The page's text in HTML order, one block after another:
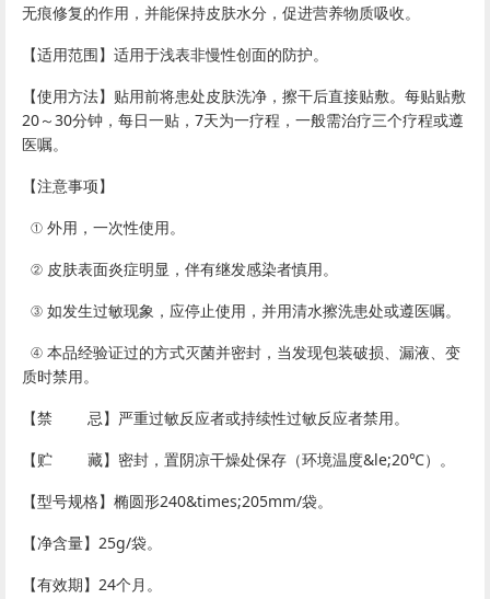
无痕修复的作用，并能保持皮肤水分，促进营养物质吸收。
【适用范围】适用于浅表非慢性创面的防护。
【使用方法】贴用前将患处皮肤洗净，擦干后直接贴敷。每贴贴敷
20～30分钟，每日一贴，7天为一疗程，一般需治疗三个疗程或遵
医嘱。
【注意事项】
① 外用，一次性使用。
② 皮肤表面炎症明显，伴有继发感染者慎用。
③ 如发生过敏现象，应停止使用，并用清水擦洗患处或遵医嘱。
④ 本品经验证过的方式灭菌并密封，当发现包装破损、漏液、变
质时禁用。
【禁 忌】严重过敏反应者或持续性过敏反应者禁用。
【贮 藏】密封，置阴凉干燥处保存（环境温度&le;20℃）。
【型号规格】椭圆形240&times;205mm/袋。
【净含量】25g/袋。
【有效期】24个月。